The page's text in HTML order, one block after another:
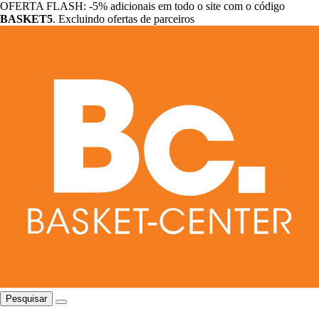
OFERTA FLASH: -5% adicionais em todo o site com o código
BASKET5. Excluindo ofertas de parceiros
Pesquisar